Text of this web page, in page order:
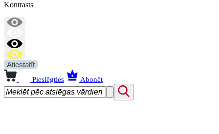
Kontrasts
Atiestatīt
Pieslēgties Abonēt